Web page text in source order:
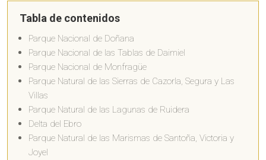
Tabla de contenidos
Parque Nacional de Doñana
Parque Nacional de las Tablas de Daimiel
Parque Nacional de Monfragüe
Parque Natural de las Sierras de Cazorla, Segura y Las
Villas
Parque Natural de las Lagunas de Ruidera
Delta del Ebro
Parque Natural de las Marismas de Santoña, Victoria y
Joyel